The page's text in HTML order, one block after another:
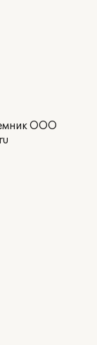
ООО